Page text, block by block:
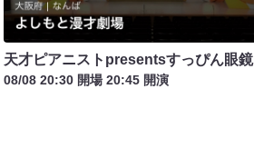
天才ピアニストpresentsすっぴん眼鏡
08/08 20:30 開場 20:45 開演